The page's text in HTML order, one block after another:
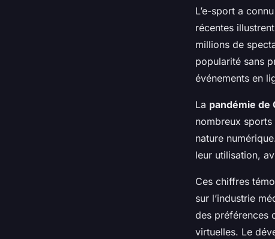
L’e-sport a
récentes
millions de
popularité sans
événements en
La pandémie de
nombreux
nature
leur utilisation,
Ces chiffres
sur l’industrie
des préférences
virtuelles. Le